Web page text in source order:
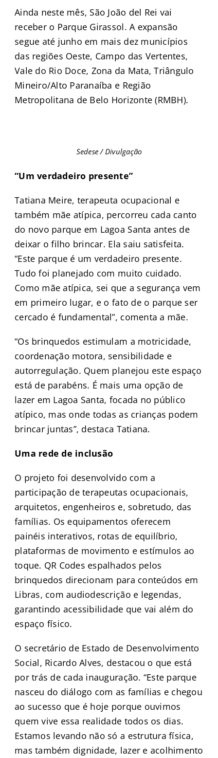
Ainda neste mês, São João del Rei vai
receber o Parque Girassol. A expansão
segue até junho em mais dez municípios
das regiões Oeste, Campo das Vertentes,
Vale do Rio Doce, Zona da Mata, Triângulo
Mineiro/Alto Paranaíba e Região
Metropolitana de Belo Horizonte (RMBH).
Sedese / Divulgação
“Um verdadeiro presente”
Tatiana Meire, terapeuta ocupacional e
também mãe atípica, percorreu cada canto
do novo parque em Lagoa Santa antes de
deixar o filho brincar. Ela saiu satisfeita.
“Este parque é um verdadeiro presente.
Tudo foi planejado com muito cuidado.
Como mãe atípica, sei que a segurança vem
em primeiro lugar, e o fato de o parque ser
cercado é fundamental”, comenta a mãe.
“Os brinquedos estimulam a motricidade,
coordenação motora, sensibilidade e
autorregulação. Quem planejou este espaço
está de parabéns. É mais uma opção de
lazer em Lagoa Santa, focada no público
atípico, mas onde todas as crianças podem
brincar juntas”, destaca Tatiana.
Uma rede de inclusão
O projeto foi desenvolvido com a
participação de terapeutas ocupacionais,
arquitetos, engenheiros e, sobretudo, das
famílias. Os equipamentos oferecem
painéis interativos, rotas de equilíbrio,
plataformas de movimento e estímulos ao
toque. QR Codes espalhados pelos
brinquedos direcionam para conteúdos em
Libras, com audiodescrição e legendas,
garantindo acessibilidade que vai além do
espaço físico.
O secretário de Estado de Desenvolvimento
Social, Ricardo Alves, destacou o que está
por trás de cada inauguração. “Este parque
nasceu do diálogo com as famílias e chegou
ao sucesso que é hoje porque ouvimos
quem vive essa realidade todos os dias.
Estamos levando não só a estrutura física,
mas também dignidade, lazer e acolhimento